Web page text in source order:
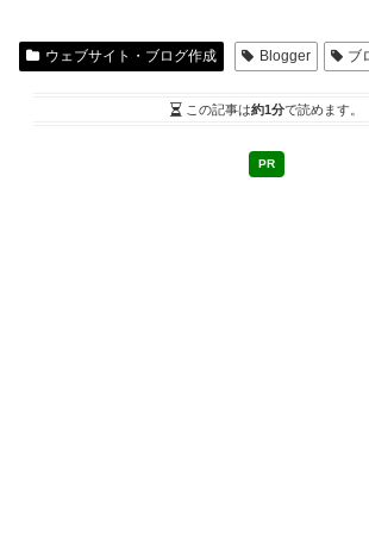
ウェブサイト・ブログ作成 Blogger ブ
この記事は約1分で読めます。
PR